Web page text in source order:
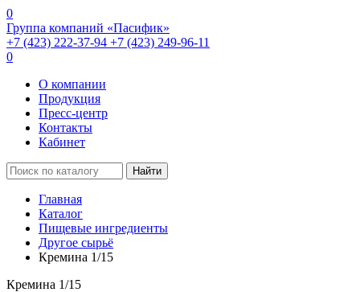
0
Группа компаний «Пасифик»
+7 (423) 222-37-94 +7 (423) 249-96-11
0
О компании
Продукция
Пресс-центр
Контакты
Кабинет
Найти
Главная
Каталог
Пищевые ингредиенты
Другое сырьё
Кремина 1/15
Кремина 1/15